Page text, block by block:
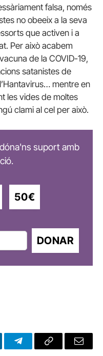
falsa, només
no obeeix a la seva
que activen i a
Per això acabem
de la COVID-19,
satanistes de
mentre en
les vides de moltes
clami al cel per això.
suport amb
50€
DONAR
TelegramCopy
Email